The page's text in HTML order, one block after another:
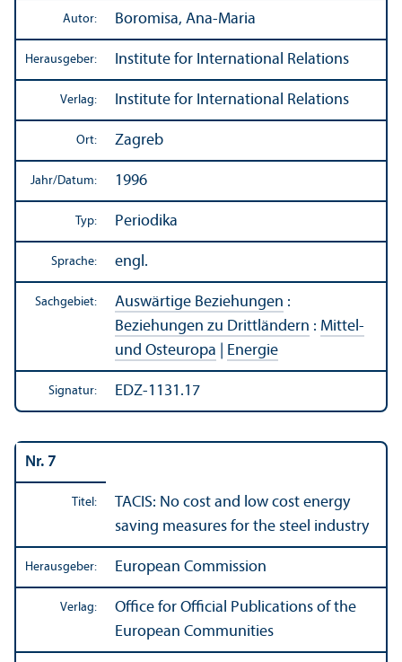
Autor: Boromisa, Ana-Maria
Herausgeber: Institute for International Relations
Verlag: Institute for International Relations
Ort: Zagreb
Jahr/Datum: 1996
Typ: Periodika
Sprache: engl.
Sachgebiet: Auswärtige Beziehungen :
Beziehungen zu Drittländern : Mittel-
und Osteuropa
Energie
Signatur: EDZ-1131.17
Nr. 7
Titel:
TACIS: No cost and low cost energy
saving measures for the steel industry
Herausgeber: European Commission
Verlag:
Office for Official Publications of the
European Communities